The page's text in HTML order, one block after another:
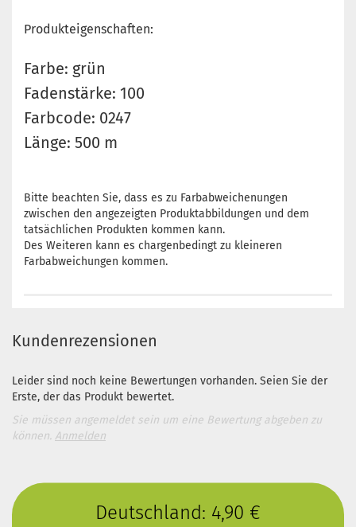
Produkteigenschaften:
Farbe: grün
Fadenstärke: 100
Farbcode: 0247
Länge: 500 m
Bitte beachten Sie, dass es zu Farbabweichenungen
zwischen den angezeigten Produktabbildungen und dem
tatsächlichen Produkten kommen kann.
Des Weiteren kann es chargenbedingt zu kleineren
Farbabweichungen kommen.
Kundenrezensionen
Leider sind noch keine Bewertungen vorhanden. Seien Sie der
Erste, der das Produkt bewertet.
Sie müssen angemeldet sein um eine Bewertung abgeben zu
können. Anmelden
Deutschland: 4,90 €